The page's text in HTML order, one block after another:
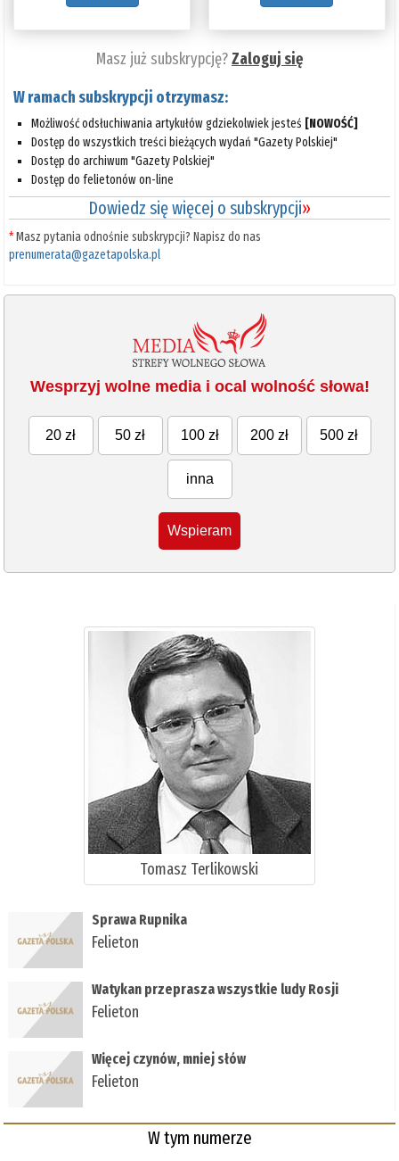
Masz już subskrypcję?Zaloguj się
W ramach subskrypcji otrzymasz:
Możliwość odsłuchiwania artykułów gdziekolwiek jesteś [NOWOŚĆ]
Dostęp do wszystkich treści bieżących wydań "Gazety Polskiej"
Dostęp do archiwum "Gazety Polskiej"
Dostęp do felietonów on-line
Dowiedz się więcej o subskrypcji»
*Masz pytania odnośnie subskrypcji? Napisz do nas
prenumerata@gazetapolska.pl
Wesprzyj wolne media i ocal wolność słowa!
20 zł 50 zł 100 zł 200 zł 500 zł
inna
Wspieram
Tomasz Terlikowski
Sprawa Rupnika
Felieton
Watykan przeprasza wszystkie ludy Rosji
Felieton
Więcej czynów, mniej słów
Felieton
W tym numerze